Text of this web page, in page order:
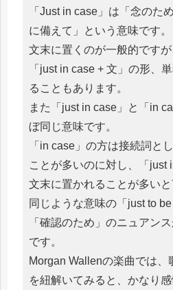
「Just in case」は「念のた
に備えて」という意味です。
文末に置くのが一般的です
「just in case + 文」の形、
ることもあります。
また「just in case」と「in
ぼ同じ意味です。
「in case」の方は接続詞と
ことが多いのに対し、「just
文末に置かれることが多いと
同じような意味の「just to
「確認のため」のニュアン
です。
Morgan Wallenの楽曲では、
を紐解いてみると、かなり